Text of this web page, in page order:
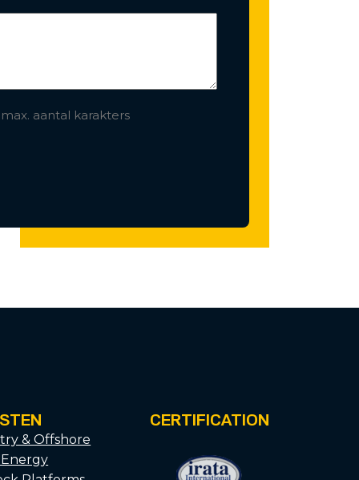
aantal karakters
& Offshore
CERTIFICATION